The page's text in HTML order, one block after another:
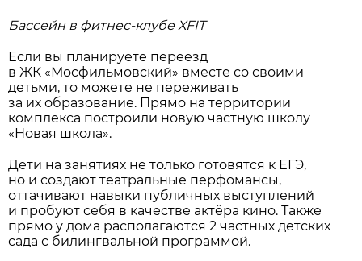
Бассейн в фитнес-клубе XFIT
Если вы планируете переезд
в ЖК «Мосфильмовский» вместе со своими
детьми, то можете не переживать
за их образование. Прямо на территории
комплекса построили новую частную школу
«Новая школа».
Дети на занятиях не только готовятся к ЕГЭ,
но и создают театральные перфомансы,
оттачивают навыки публичных выступлений
и пробуют себя в качестве актёра кино. Также
прямо у дома располагаются 2 частных детских
сада с билингвальной программой.